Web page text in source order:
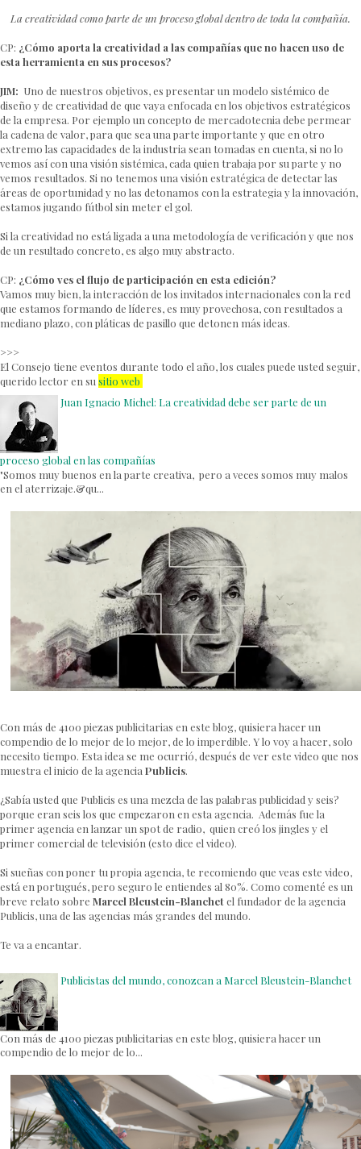
La creatividad como parte de un proceso global dentro de toda la compañía.
CP: ¿Cómo aporta la creatividad a las compañías que no hacen uso de
esta herramienta en sus procesos?
JIM: Uno de nuestros objetivos, es presentar un modelo sistémico de
diseño y de creatividad de que vaya enfocada en los objetivos estratégicos
de la empresa. Por ejemplo un concepto de mercadotecnia debe permear
la cadena de valor, para que sea una parte importante y que en otro
extremo las capacidades de la industria sean tomadas en cuenta, si no lo
vemos así con una visión sistémica, cada quien trabaja por su parte y no
vemos resultados. Si no tenemos una visión estratégica de detectar las
áreas de oportunidad y no las detonamos con la estrategia y la innovación,
estamos jugando fútbol sin meter el gol.
Si la creatividad no está ligada a una metodología de verificación y que nos
de un resultado concreto, es algo muy abstracto.
CP: ¿Cómo ves el flujo de participación en esta edición?
Vamos muy bien, la interacción de los invitados internacionales con la red
que estamos formando de líderes, es muy provechosa, con resultados a
mediano plazo, con pláticas de pasillo que detonen más ideas.
>>>
El Consejo tiene eventos durante todo el año, los cuales puede usted seguir,
querido lector en su sitio web
Juan Ignacio Michel: La creatividad debe ser parte de un
proceso global en las compañías
"Somos muy buenos en la parte creativa, pero a veces somos muy malos
en el aterrizaje.&qu...
Con más de 4100 piezas publicitarias en este blog, quisiera hacer un
compendio de lo mejor de lo mejor, de lo imperdible. Y lo voy a hacer, solo
necesito tiempo. Esta idea se me ocurrió, después de ver este video que nos
muestra el inicio de la agencia Publicis.
¿Sabía usted que Publicis es una mezcla de las palabras publicidad y seis?
porque eran seis los que empezaron en esta agencia. Además fue la
primer agencia en lanzar un spot de radio, quien creó los jingles y el
primer comercial de televisión (esto dice el video).
Si sueñas con poner tu propia agencia, te recomiendo que veas este video,
está en portugués, pero seguro le entiendes al 80%. Como comenté es un
breve relato sobre Marcel Bleustein-Blanchet el fundador de la agencia
Publicis, una de las agencias más grandes del mundo.
Te va a encantar.
Publicistas del mundo, conozcan a Marcel Bleustein-Blanchet
Con más de 4100 piezas publicitarias en este blog, quisiera hacer un
compendio de lo mejor de lo...